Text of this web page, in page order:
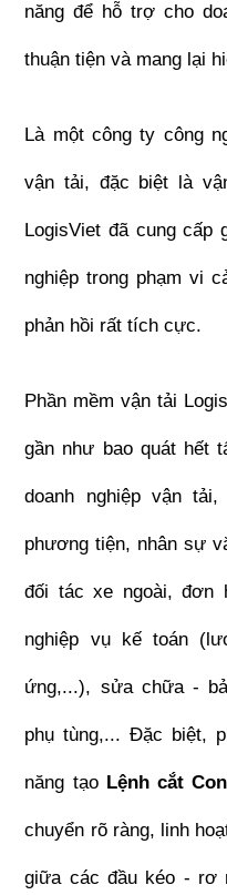
năng để hỗ trợ cho
thuận tiện và mang lại
Là một công ty công
vận tải, đặc biệt là
LogisViet đã cung cấp
nghiệp trong phạm vi
phản hồi rất tích cực.
Phần mềm vận tải
gần như bao quát hết
doanh nghiệp vận
phương tiện, nhân sự
đối tác xe ngoài, đơn
nghiệp vụ kế toán
ứng,...), sửa chữa -
phụ tùng,... Đặc biệt,
năng tạo Lệnh cắt
chuyển rõ ràng, linh
giữa các đầu kéo - rơ